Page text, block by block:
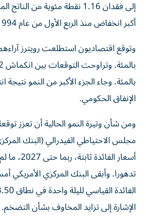
إلى فقدان 1.16 نقطة مئوية من
أكبر انخفاض منذ الربع الأول من عام 1994.
‌بالمئة. وجاء الجزء الأكبر من النمو
الإنفاق الحكومي.
ومن شأن وتيرة النمو الحالية أن تعزز
مجلس الاحتياطي الفيدرالي (البنك
أسعار
تدهورا. وأبقى ​البنك المركزي ‌الأمريكي
الإشارة إلى تزايد المخاوف بشأن التضخم.